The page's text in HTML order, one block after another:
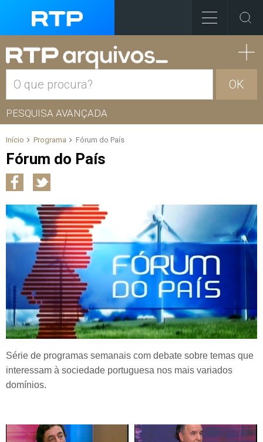
OK
PESQUISA AVANÇADA
Início Programa Fórum do País
Fórum do País
Série de programas semanais com debate sobre temas que
interessam à sociedade portuguesa nos mais variados
domínios.